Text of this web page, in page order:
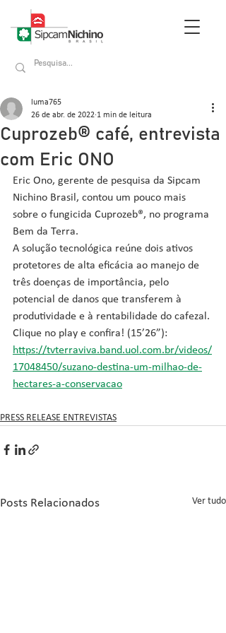
Cuprozeb® café, entrevista
com Eric ONO
luma765
26 de abr. de 2022 1 min de leitura
Eric Ono, gerente de pesquisa da Sipcam
Nichino Brasil, contou um pouco mais
sobre o fungicida Cuprozeb®, no programa
Bem da Terra.
A solução tecnológica reúne dois ativos
protetores de alta eficácia ao manejo de
três doenças de importância, pelo
potencial de danos que transferem à
produtividade e à rentabilidade do cafezal.
Clique no play e confira! (15’26”):
https://tvterraviva.band.uol.com.br/videos/
17048450/suzano-destina-um-milhao-de-
hectares-a-conservacao
PRESS RELEASE ENTREVISTAS
Posts Relacionados Ver tudo